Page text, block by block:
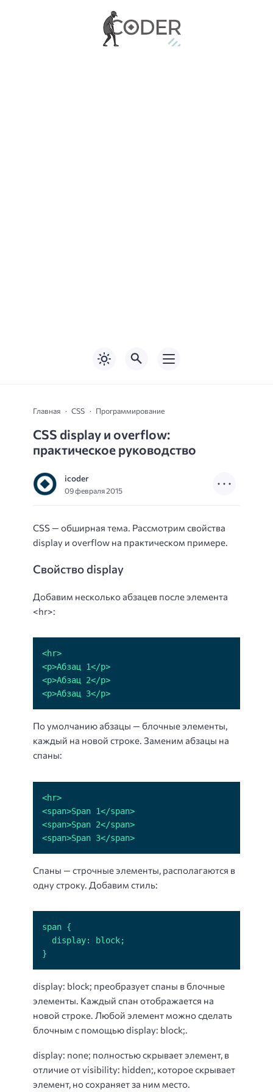
Главная CSS Программирование
CSS display и overflow:
практическое руководство
icoder
09 февраля 2015
CSS — обширная тема. Рассмотрим свойства
display и overflow на практическом примере.
Свойство display
Добавим несколько абзацев после элемента
<hr>:
<p>Абзац 3</p>
По умолчанию абзацы — блочные элементы,
каждый на новой строке. Заменим абзацы на
спаны:
<span>Span 3</span>
Спаны — строчные элементы, располагаются в
одну строку. Добавим стиль:
}
display: block; преобразует спаны в блочные
элементы. Каждый спан отображается на
новой строке. Любой элемент можно сделать
блочным с помощью display: block;.
display: none; полностью скрывает элемент, в
отличие от visibility: hidden;, которое скрывает
элемент, но сохраняет за ним место.